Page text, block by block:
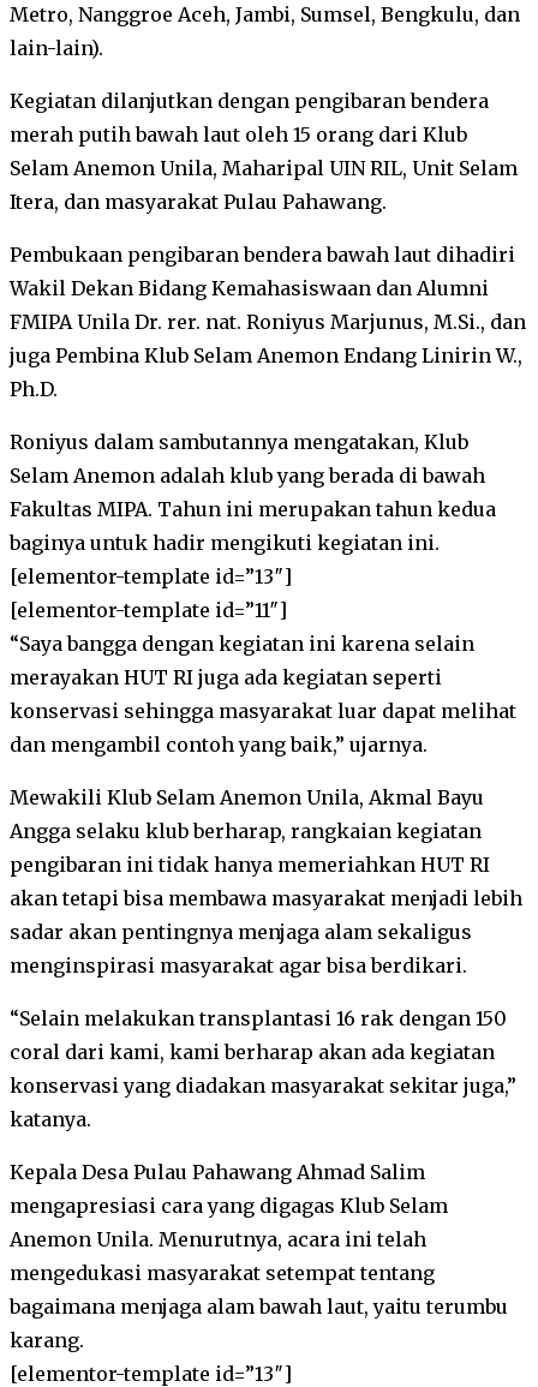
Metro, Nanggroe Aceh, Jambi, Sumsel, Bengkulu, dan
lain-lain).
Kegiatan dilanjutkan dengan pengibaran bendera
merah putih bawah laut oleh 15 orang dari Klub
Selam Anemon Unila, Maharipal UIN RIL, Unit Selam
Itera, dan masyarakat Pulau Pahawang.
Pembukaan pengibaran bendera bawah laut dihadiri
Wakil Dekan Bidang Kemahasiswaan dan Alumni
FMIPA Unila Dr. rer. nat. Roniyus Marjunus, M.Si., dan
juga Pembina Klub Selam Anemon Endang Linirin W.,
Ph.D.
Roniyus dalam sambutannya mengatakan, Klub
Selam Anemon adalah klub yang berada di bawah
Fakultas MIPA. Tahun ini merupakan tahun kedua
baginya untuk hadir mengikuti kegiatan ini.
[elementor-template id=”13″]
[elementor-template id=”11″]
“Saya bangga dengan kegiatan ini karena selain
merayakan HUT RI juga ada kegiatan seperti
konservasi sehingga masyarakat luar dapat melihat
dan mengambil contoh yang baik,” ujarnya.
Mewakili Klub Selam Anemon Unila, Akmal Bayu
Angga selaku klub berharap, rangkaian kegiatan
pengibaran ini tidak hanya memeriahkan HUT RI
akan tetapi bisa membawa masyarakat menjadi lebih
sadar akan pentingnya menjaga alam sekaligus
menginspirasi masyarakat agar bisa berdikari.
“Selain melakukan transplantasi 16 rak dengan 150
coral dari kami, kami berharap akan ada kegiatan
konservasi yang diadakan masyarakat sekitar juga,”
katanya.
Kepala Desa Pulau Pahawang Ahmad Salim
mengapresiasi cara yang digagas Klub Selam
Anemon Unila. Menurutnya, acara ini telah
mengedukasi masyarakat setempat tentang
bagaimana menjaga alam bawah laut, yaitu terumbu
karang.
[elementor-template id=”13″]